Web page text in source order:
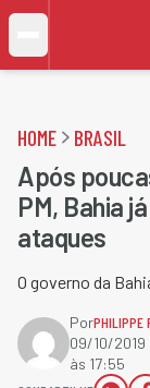
HOME BRASIL
Após
PM, Bahia
ataques
O governo da
PorPHILIPPE
09/10/2019
às 17:55